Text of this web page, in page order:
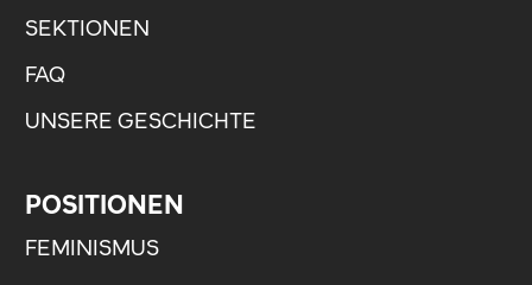
SEKTIONEN
FAQ
UNSERE GESCHICHTE
POSITIONEN
FEMINISMUS